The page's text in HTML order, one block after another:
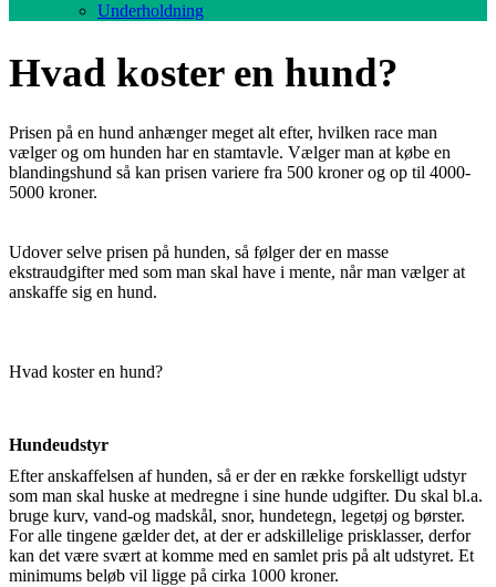
Underholdning
Hvad koster en hund?
Prisen på en hund anhænger meget alt efter, hvilken race man
vælger og om hunden har en stamtavle. Vælger man at købe en
blandingshund så kan prisen variere fra 500 kroner og op til 4000-
5000 kroner.
Udover selve prisen på hunden, så følger der en masse
ekstraudgifter med som man skal have i mente, når man vælger at
anskaffe sig en hund.
Hvad koster en hund?
Hundeudstyr
Efter anskaffelsen af hunden, så er der en række forskelligt udstyr
som man skal huske at medregne i sine hunde udgifter. Du skal bl.a.
bruge kurv, vand-og madskål, snor, hundetegn, legetøj og børster.
For alle tingene gælder det, at der er adskillelige prisklasser, derfor
kan det være svært at komme med en samlet pris på alt udstyret. Et
minimums beløb vil ligge på cirka 1000 kroner.